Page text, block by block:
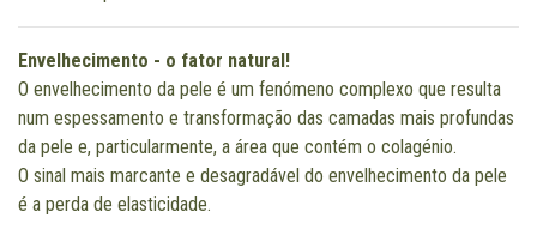
Envelhecimento - o fator natural!
O envelhecimento da pele é um fenómeno complexo que resulta
num espessamento e transformação das camadas mais profundas
da pele e, particularmente, a área que contém o colagénio.
O sinal mais marcante e desagradável do envelhecimento da pele
é a perda de elasticidade.